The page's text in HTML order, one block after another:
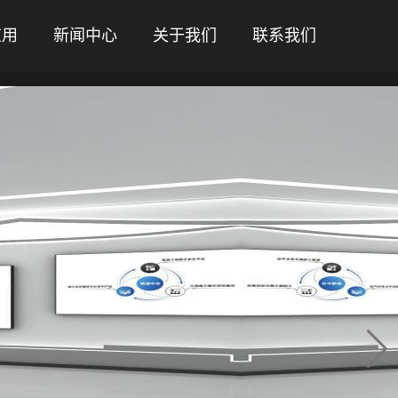
新闻中心 关于我们 联系我们